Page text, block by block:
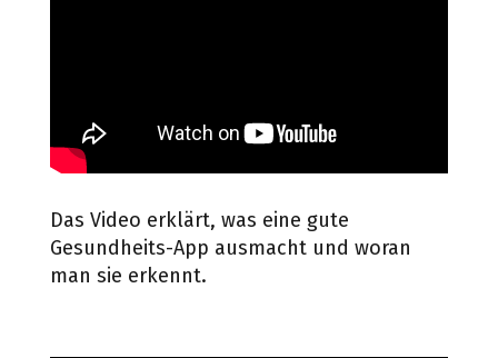
Das Video erklärt, was eine gute
Gesundheits-App ausmacht und woran
man sie erkennt.